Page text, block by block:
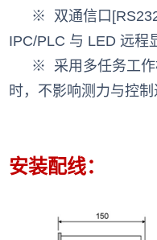
※ 双通信口
IPC/PLC 与 LED 远程
※ 采用多任务工
时，不影响测力与控制
安装配线：